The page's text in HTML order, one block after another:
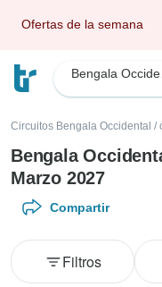
Ofertas de la semana
Circuitos Bengala Occidental /
Bengala
Marzo 2027
Compartir
Filtros